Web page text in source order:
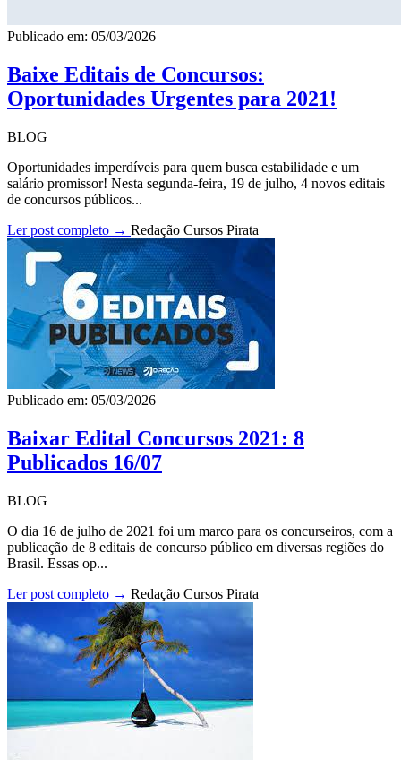
Publicado em: 05/03/2026
Baixe Editais de Concursos:
Oportunidades Urgentes para 2021!
BLOG
Oportunidades imperdíveis para quem busca estabilidade e um
salário promissor! Nesta segunda-feira, 19 de julho, 4 novos editais
de concursos públicos...
Ler post completo → Redação Cursos Pirata
Publicado em: 05/03/2026
Baixar Edital Concursos 2021: 8
Publicados 16/07
BLOG
O dia 16 de julho de 2021 foi um marco para os concurseiros, com a
publicação de 8 editais de concurso público em diversas regiões do
Brasil. Essas op...
Ler post completo → Redação Cursos Pirata